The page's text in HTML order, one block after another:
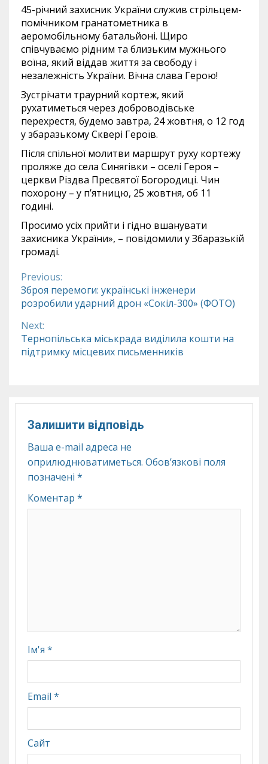
45-річний захисник України служив стрільцем-
помічником гранатометника в
аеромобільному батальйоні. Щиро
співчуваємо рідним та близьким мужнього
воїна, який віддав життя за свободу і
незалежність України. Вічна слава Герою!
Зустрічати траурний кортеж, який
рухатиметься через доброводівське
перехрестя, будемо завтра, 24 жовтня, о 12 год
у збаразькому Сквері Героїв.
Після спільної молитви маршрут руху кортежу
проляже до села Синягівки – оселі Героя –
церкви Різдва Пресвятої Богородиці. Чин
похорону – у п’ятницю, 25 жовтня, об 11
годині.
Просимо усіх прийти і гідно вшанувати
захисника України», – повідомили у Збаразькій
громаді.
Continue
Reading
Previous:
Зброя перемоги: українські інженери
розробили ударний дрон «Сокіл-300» (ФОТО)
Next:
Тернопільська міськрада виділила кошти на
підтримку місцевих письменників
Залишити відповідь
Ваша e-mail адреса не
оприлюднюватиметься. Обов’язкові поля
позначені *
Коментар *
Ім'я *
Email *
Сайт